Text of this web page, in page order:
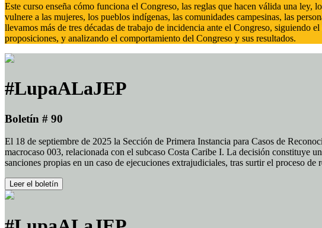
Este curso enseña cómo funciona el Congreso, las reglas que hacen válida una
vulnere a las mujeres, los pueblos indígenas, las comunidades campesinas, las
llevamos más de tres décadas de trabajo de incidencia ante el Congreso, siguiendo
proposiciones, y analizando el comportamiento del Congreso y sus resultados.
#LupaALaJEP
Boletín # 90
El 18 de septiembre de 2025 la Sección de Primera Instancia para Casos de
macrocaso 003, relacionada con el subcaso Costa Caribe I. La decisión constituye
sanciones propias en un caso de ejecuciones extrajudiciales, tras surtir el proceso
Leer el boletín